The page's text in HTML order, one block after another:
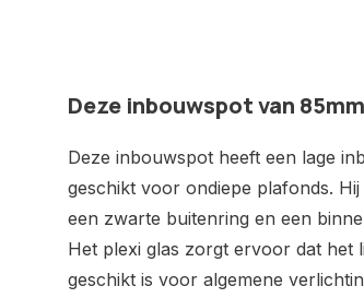
Deze inbouwspot van
Deze inbouwspot heeft een lage
geschikt voor ondiepe plafonds.
een zwarte buitenring en een
Het plexi glas zorgt ervoor dat het
geschikt is voor algemene